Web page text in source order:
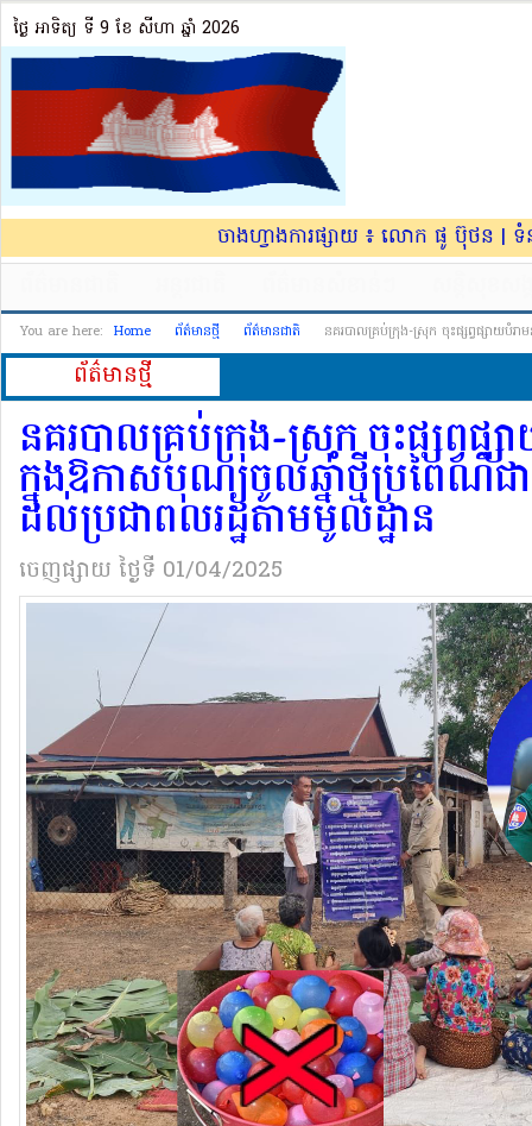
ថ្ងៃ អាទិត្យ ទី 9​ ខែ សីហា ឆ្នាំ 2026
ចាងហ្វាងការផ្សាយ ៖ លោក ផូ ប៊ុថន |
You are here: Home ព័ត៌មានថ្មី ព័ត៌មានជាតិ នគរបាលគ្រប់ក្រុង-ស្រុក ចុះផ្សព្វផ្សាយ​បំរ
ព័ត៌មាន​ថ្មី
នគរបាលគ្រប់ក្រុង-ស្រុក ចុះផ្សព្វផ្ស
ក្នុងឱកាស​បុណ្យចូល​ឆ្នាំថ្មី​ប្រពៃណីជ
ដល់ប្រជា​ពលរដ្ឋតា​មមូលដ្ឋាន
ចេញផ្សាយ ថ្ងៃទី 01/04/2025